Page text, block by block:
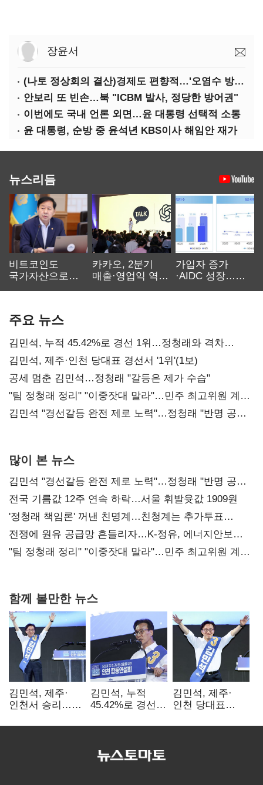
장윤서
(나토 정상회의 결산)경제도 편향적…'오염수 방류'만 용인
안보리 또 빈손…북 "ICBM 발사, 정당한 방어권"
이번에도 국내 언론 외면…윤 대통령 선택적 소통
윤 대통령, 순방 중 윤석년 KBS이사 해임안 재가
뉴스리듬
비트코인도
국가자산으로…'
카카오, 2분기
매출·영업익 역대
가입자 증가
·AIDC 성장…
주요 뉴스
김민석, 누적 45.42%로 경선 1위…정청래와 격차
0.86%p(2보)
김민석, 제주·인천 당대표 경선서 '1위'(1보)
공세 멈춘 김민석…정청래 "갈등은 제가 수습"
"팀 정청래 정리" "이중잣대 말라"…민주 최고위원 계파
다툼 격화
김민석 "경선갈등 완전 제로 노력"…정청래 "반명 공세
많이 본 뉴스
김민석 "경선갈등 완전 제로 노력"…정청래 "반명 공세
사과부터"
전국 기름값 12주 연속 하락…서울 휘발윳값 1909원
'정청래 책임론' 꺼낸 친명계…친청계는 추가투표
때리기
전쟁에 원유 공급망 흔들리자…K-정유, 에너지안보
핵심으로 재부상
"팀 정청래 정리" "이중잣대 말라"…민주 최고위원 계파
함께 볼만한 뉴스
김민석, 제주·
인천서 승리…
탈환'(종합)
김민석, 누적
45.42%로 경선
격차
김민석, 제주·
인천 당대표